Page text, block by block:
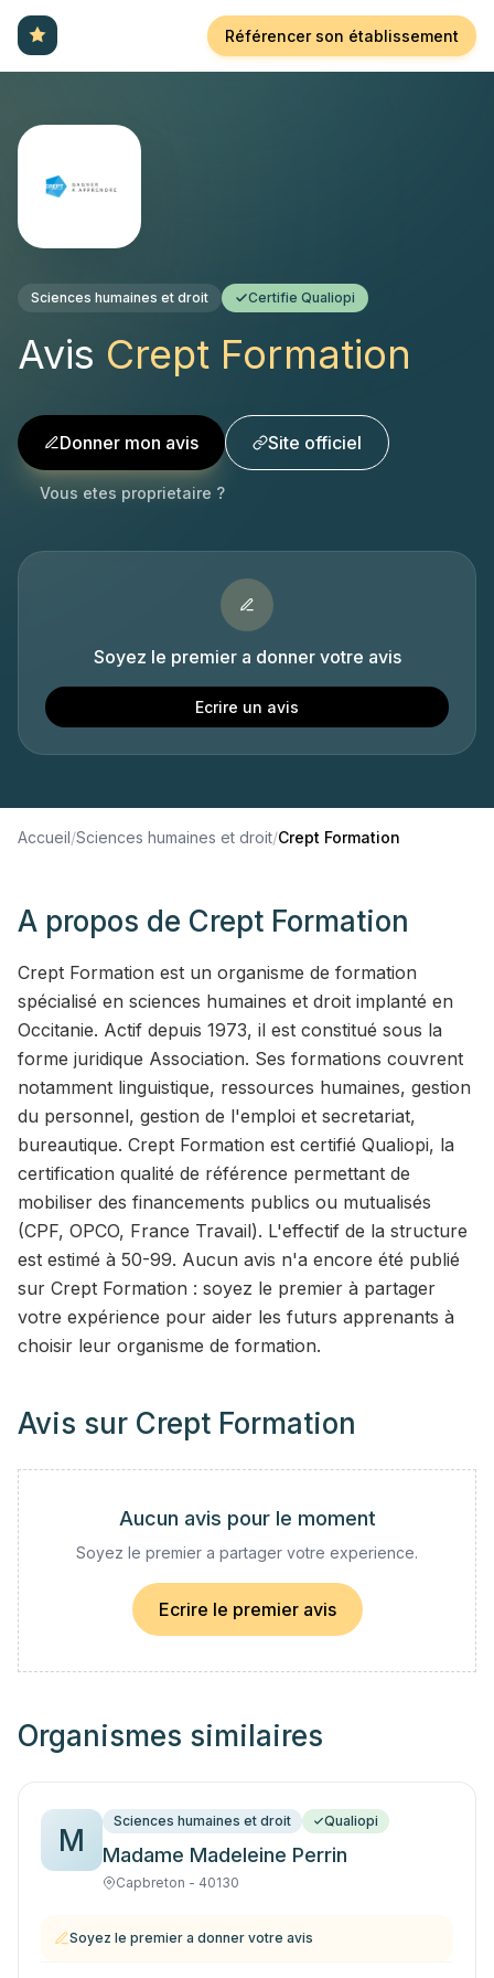
Référencer son établissement
Sciences humaines et droit Certifie Qualiopi
Avis Crept Formation
Donner mon avis Site officiel
Vous etes proprietaire ?
Soyez le premier a donner votre avis
Ecrire un avis
Accueil/Sciences humaines et droit/Crept Formation
A propos de Crept Formation
Crept Formation est un organisme de formation
spécialisé en sciences humaines et droit implanté en
Occitanie. Actif depuis 1973, il est constitué sous la
forme juridique Association. Ses formations couvrent
notamment linguistique, ressources humaines, gestion
du personnel, gestion de l'emploi et secretariat,
bureautique. Crept Formation est certifié Qualiopi, la
certification qualité de référence permettant de
mobiliser des financements publics ou mutualisés
(CPF, OPCO, France Travail). L'effectif de la structure
est estimé à 50-99. Aucun avis n'a encore été publié
sur Crept Formation : soyez le premier à partager
votre expérience pour aider les futurs apprenants à
choisir leur organisme de formation.
Avis sur Crept Formation
Aucun avis pour le moment
Soyez le premier a partager votre experience.
Ecrire le premier avis
Organismes similaires
M
Sciences humaines et droit Qualiopi
Madame Madeleine Perrin
Capbreton - 40130
Soyez le premier a donner votre avis